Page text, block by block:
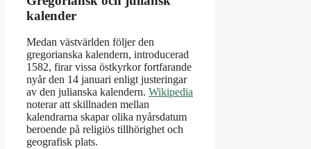
kalender
Medan västvärlden följer den
gregorianska kalendern, introducerad
1582, firar vissa östkyrkor fortfarande
nyår den 14 januari enligt justeringar
av den julianska kalendern. Wikipedia
noterar att skillnaden mellan
kalendrarna skapar olika nyårsdatum
beroende på religiös tillhörighet och
geografisk plats.